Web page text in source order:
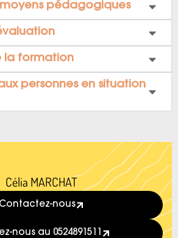
pédagogiques
la formation
personnes en situation
Célia MARCHAT
Contactez-nous
nous au 0524891511